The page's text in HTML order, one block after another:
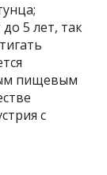
5 лет, так
пищевым
с